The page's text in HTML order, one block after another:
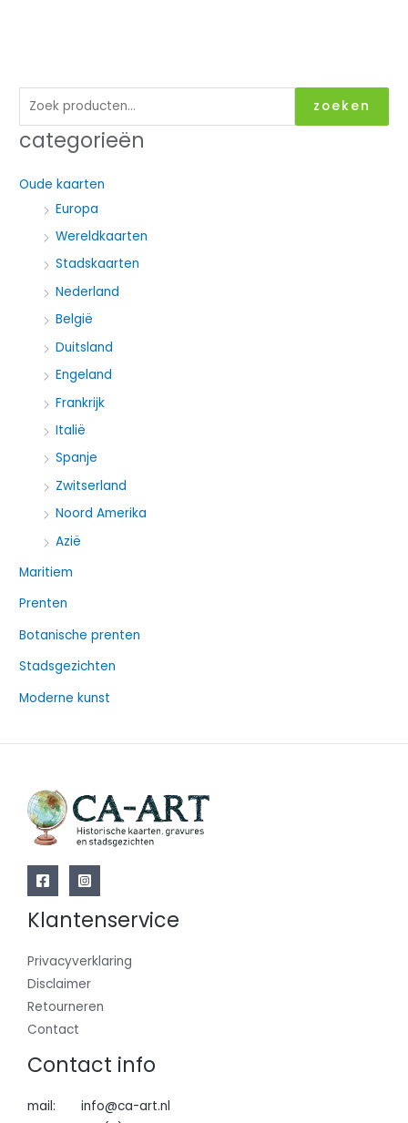
o
e
zoeken
categorieën
Oude kaarten
Europa
Wereldkaarten
Stadskaarten
Nederland
België
Duitsland
Engeland
Frankrijk
Italië
Spanje
Zwitserland
Noord Amerika
Azië
Maritiem
Prenten
Botanische prenten
Stadsgezichten
Moderne kunst
Klantenservice
Privacyverklaring
Disclaimer
Retourneren
Contact
Contact info
mail: info@ca-art.nl